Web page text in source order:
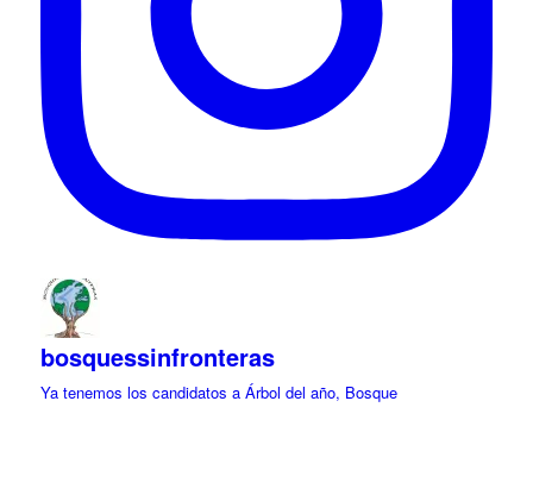
bosquessinfronteras
Ya tenemos los candidatos a Árbol del año, Bosque